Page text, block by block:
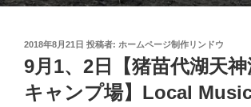
投
稿
日:
2018年8月21日 投稿者: ホームページ制作リンドウ
9月1、2日【猪苗代湖天神
キャンプ場】Local